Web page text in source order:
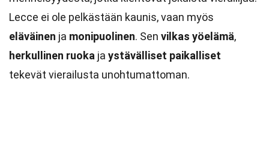
Lecce ei ole pelkästään kaunis, vaan myös
eläväinen ja monipuolinen. Sen vilkas yöelämä,
herkullinen ruoka ja ystävälliset paikalliset
tekevät vierailusta unohtumattoman.